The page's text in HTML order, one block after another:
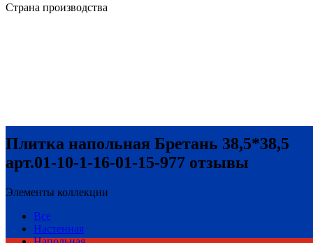
Страна производства
Плитка напольная Бретань 38,5*38,5
арт.01-10-1-16-01-15-977 отзывы
Элементы коллекции
Все
Настенная